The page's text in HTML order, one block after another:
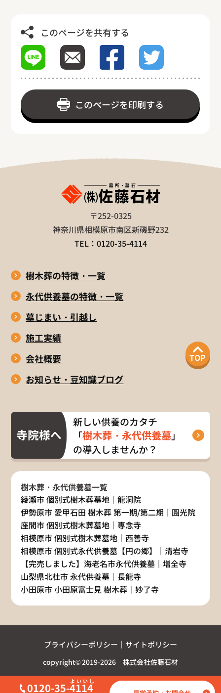
0120-35-4114
このページを共有する
このページを印刷する
〒252-0325
神奈川県相模原市南区新磯野232
TEL：0120-35-4114
樹木葬の特徴・一覧
永代供養墓の特徴・一覧
墓じまい・引越し
施工実績
会社概要
お知らせ・豆知識ブログ
TOP
寺院様へ
新しい供養のカタチ
「樹木葬・永代供養墓」
の導入しませんか？
樹木葬・永代供養墓一覧
綾瀬市 個別式樹木葬墓地｜龍洞院
伊勢原市 愛甲石田 樹木葬 第一期/第二期｜圓光院
座間市 個別式樹木葬墓地｜専念寺
相模原市 個別式樹木葬墓地｜西善寺
相模原市 個別式永代供養墓【円の郷】｜清岩寺
【完売しました】海老名市永代供養墓｜増全寺
山梨県北杜市 永代供養墓｜長龍寺
小田原市 小田原富士見 樹木葬｜妙了寺
プライバシーポリシー サイトポリシー
copyright© 2019-2026 株式会社佐藤石材